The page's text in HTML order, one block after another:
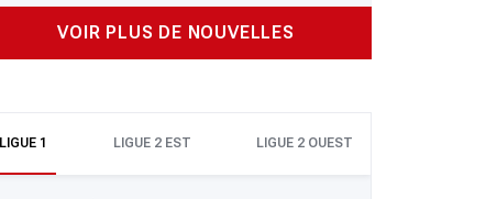
VOIR PLUS DE NOUVELLES
LIGUE 1 LIGUE 2 EST LIGUE 2 OUEST